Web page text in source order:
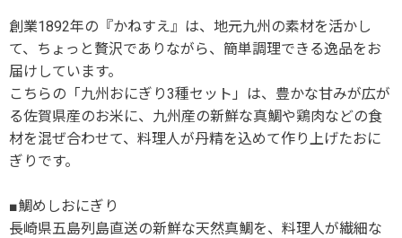
創業1892年の『かねすえ』は、地元九州の素材を活かし
て、ちょっと贅沢でありながら、簡単調理できる逸品をお
届けしています。
こちらの「九州おにぎり3種セット」は、豊かな甘みが広が
る佐賀県産のお米に、九州産の新鮮な真鯛や鶏肉などの食
材を混ぜ合わせて、料理人が丹精を込めて作り上げたおに
ぎりです。
■鯛めしおにぎり
長崎県五島列島直送の新鮮な天然真鯛を、料理人が繊細な